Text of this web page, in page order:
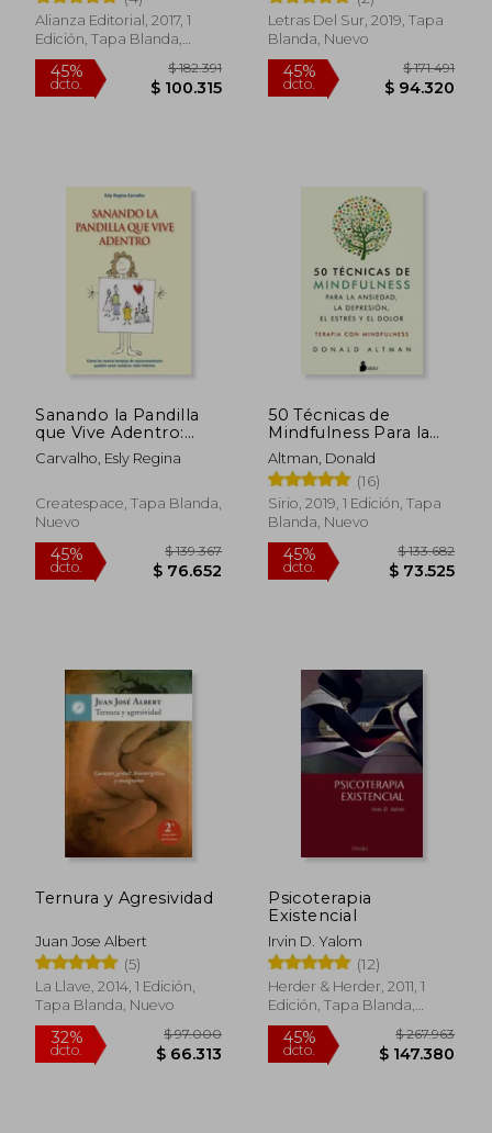
45% $ 102.378 45% $
Rápido
del Terapeuta (2ª Ed. )
Alianza Editorial, 2017, 1
Edición, Tapa Blanda,
Nuevo
Letras Del Sur, 2019, Tapa
Blanda, Nuevo
Sanando la Pandilla
que Vive Adentro:
Cómo el Emdr Puede
Sanar Nuestros Roles
Carvalho, Esly Regina
Createspace, Tapa Blanda,
Nuevo
50 Técnicas de
Mindfulness Para la
Ansiedad, la
Depresión, el Estrés y
el Dolor: Mindfulness
Como Terapia
Altman, Donald
(16)
Sirio, 2019, 1 Edición, Tapa
Blanda, Nuevo
Ternura y Agresividad
Juan Jose Albert
(5)
La Llave, 2014, 1 Edición,
Tapa Blanda, Nuevo
Psicoterapia
Existencial
Irvin D. Yalom
(12)
Herder & Herder, 2011, 1
Edición, Tapa Blanda,
Nuevo